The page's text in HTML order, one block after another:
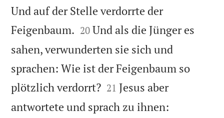
Und auf der Stelle verdorrte der
Feigenbaum. 

20 Und als die Jünger es
sahen, verwunderten sie sich und
sprachen: Wie ist der Feigenbaum so
plötzlich verdorrt?
21 Jesus aber
antwortete und sprach zu ihnen: